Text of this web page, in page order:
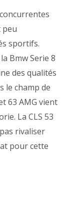
peu
sportifs.
Bmw Serie 8
des qualités
le champ de
63 AMG vient
La CLS 53
rivaliser
pour cette